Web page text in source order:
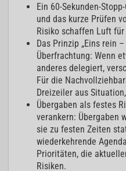
Ein 60-Sekunden-
und das kurze Prüfen
Risiko schaffen Luft
Das Prinzip „Eins rein
Überfrachtung: Wenn
anderes delegiert,
Für die
Dreizeiler aus
Übergaben als festes
verankern: Übergaben
sie zu festen Zeiten
wiederkehrende
Prioritäten, die
Risiken.